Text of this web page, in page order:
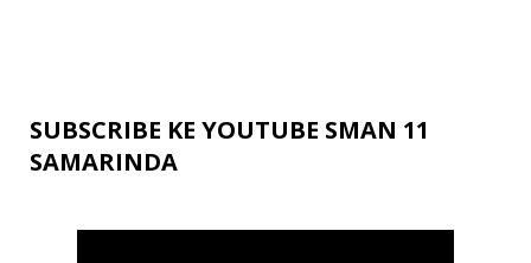
SUBSCRIBE KE YOUTUBE SMAN 11
SAMARINDA